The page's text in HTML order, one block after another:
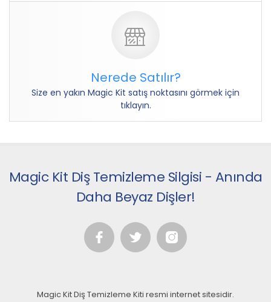
Nerede Satılır?
Size en yakın Magic Kit satış noktasını görmek için
tıklayın.
Magic Kit Diş Temizleme Silgisi - Anında
Daha Beyaz Dişler!
Magic Kit Diş Temizleme Kiti resmi internet sitesidir.